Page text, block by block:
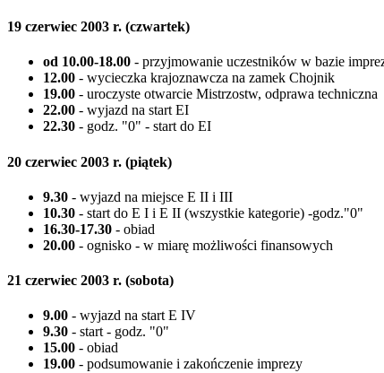
19 czerwiec 2003 r. (czwartek)
od 10.00-18.00 - przyjmowanie uczestników w bazie
12.00 - wycieczka krajoznawcza na zamek Chojnik
19.00 - uroczyste otwarcie Mistrzostw, odprawa techniczna
22.00 - wyjazd na start EI
22.30 - godz. "0" - start do EI
20 czerwiec 2003 r. (piątek)
9.30 - wyjazd na miejsce E II i III
10.30 - start do E I i E II (wszystkie kategorie) -godz."0"
16.30-17.30 - obiad
20.00 - ognisko - w miarę możliwości finansowych
21 czerwiec 2003 r. (sobota)
9.00 - wyjazd na start E IV
9.30 - start - godz. "0"
15.00 - obiad
19.00 - podsumowanie i zakończenie imprezy